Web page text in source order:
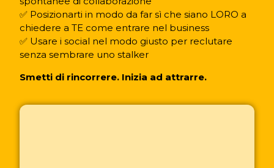
✅ Posizionarti in modo da far sì che siano LORO a
chiedere a TE come entrare nel business
✅ Usare i social nel modo giusto per reclutare
senza sembrare uno stalker
Smetti di rincorrere. Inizia ad attrarre.